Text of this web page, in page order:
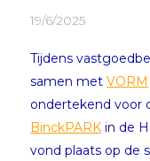
19/6/2025
Tijdens
samen met VORM
ondertekend voor
BinckPARK in de
vond plaats op de